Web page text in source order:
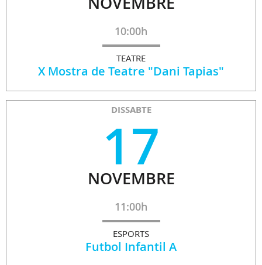
10:00h
TEATRE
X Mostra de Teatre "Dani Tapias"
DISSABTE
17
NOVEMBRE
11:00h
ESPORTS
Futbol Infantil A